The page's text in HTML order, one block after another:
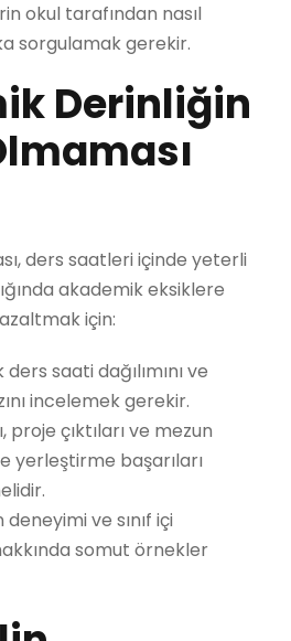
okul tarafından nasıl
sorgulamak gerekir.
Derinliğin
ders saatleri içinde yeterli
akademik eksiklere
için:
saati dağılımını ve
incelemek gerekir.
proje çıktıları ve mezun
yerleştirme başarıları
ve sınıf içi
somut örnekler